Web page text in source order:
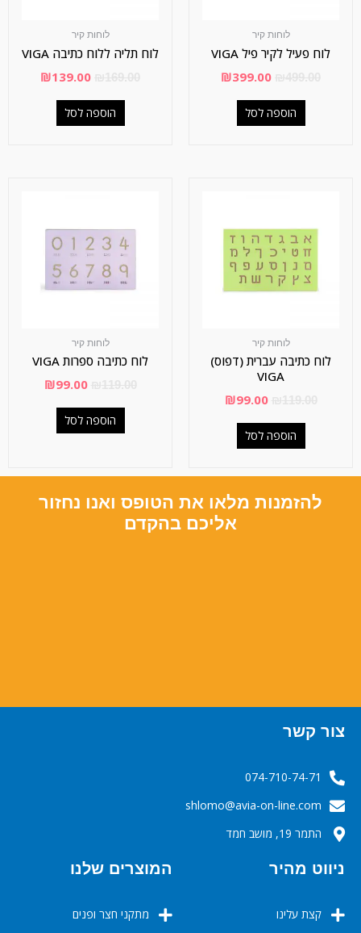
לוחות קיר
לוח פעיל לקיר פיל VIGA
₪399.00
הוספה לסל
לוחות קיר
לוח תליה ללוח כתיבה VIGA
₪139.00
הוספה לסל
לוחות קיר
לוח כתיבה ספרות VIGA
₪99.00
הוספה לסל
לוחות קיר
לוח כתיבה עברית (דפוס)
VIGA
₪99.00
הוספה לסל
להזמנות מלאו את הטופס ואנו נחזור
אליכם בהקדם
צור קשר
074-710-74-71
‬‬‬shlomo@avia-on-line.com‬
התמר 19, מושב חמד
ניווט מהיר
קצת עלינו
המוצרים שלנו
מתקני חצר ופנים